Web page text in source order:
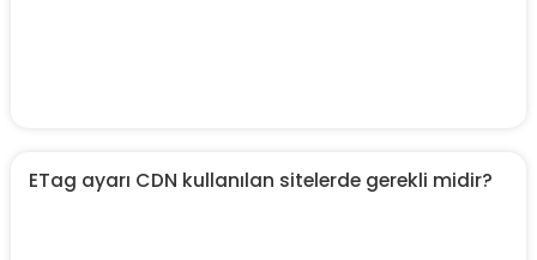
ETag ayarı CDN kullanılan sitelerde gerekli midir?